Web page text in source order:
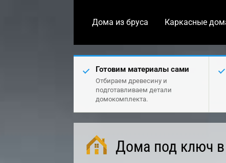
Дома из бруса Каркасные
Готовим материалы сами
Отбираем древесину и
подготавливаем детали
домокомплекта.
Дома под ключ